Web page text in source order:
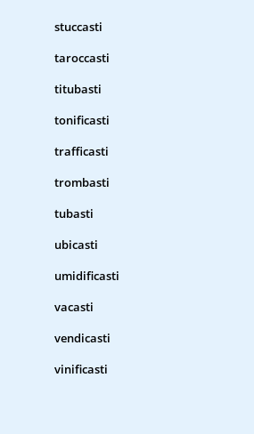
stuccasti
taroccasti
titubasti
tonificasti
trafficasti
trombasti
tubasti
ubicasti
umidificasti
vacasti
vendicasti
vinificasti